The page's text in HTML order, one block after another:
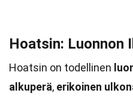
Hoatsin: Luonnon
Hoatsin on todellinen
alkuperä, erikoinen